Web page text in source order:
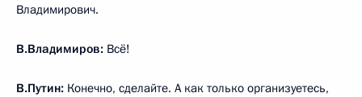
Владимирович.
В.Владимиров: Всё!
В.Путин: Конечно, сделайте. А как только организуетесь,